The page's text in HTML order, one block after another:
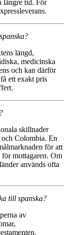
längre tid. För
längd,
medicinska
och kan därför
ett exakt pris
skillnader
Colombia. En
för att
för mottagaren. Om
används ofta
till spanska?
av